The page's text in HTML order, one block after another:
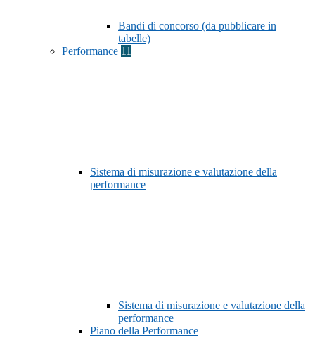
Bandi di concorso (da pubblicare in
tabelle)
Performance 11
Sistema di misurazione e valutazione della
performance
Sistema di misurazione e valutazione della
performance
Piano della Performance